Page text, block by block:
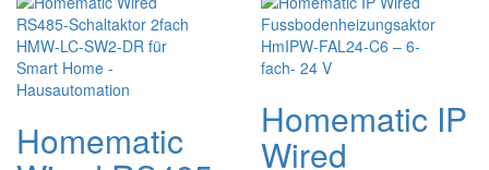
Homematic Homematic IP
Wired